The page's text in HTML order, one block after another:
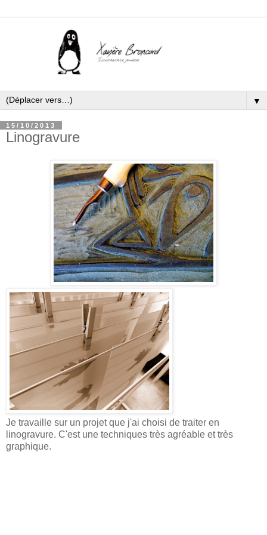
▼
15/10/2013
Linogravure
Je travaille sur un projet que j'ai choisi de traiter en
linogravure. C'est une techniques très agréable et très
graphique.